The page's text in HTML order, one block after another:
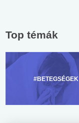
Top témák
#BETEGSÉGEK